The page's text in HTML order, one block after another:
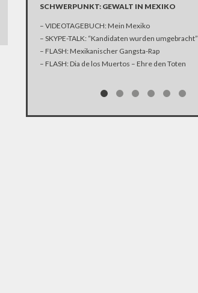
SCHWERPUNKT: GEWALT IN MEXIKO
– VIDEOTAGEBUCH: Mein Mexiko
– SKYPE-TALK: “Kandidaten wurden umgebracht”
– FLASH: Mexikanischer Gangsta-Rap
– FLASH: Dia de los Muertos – Ehre den Toten